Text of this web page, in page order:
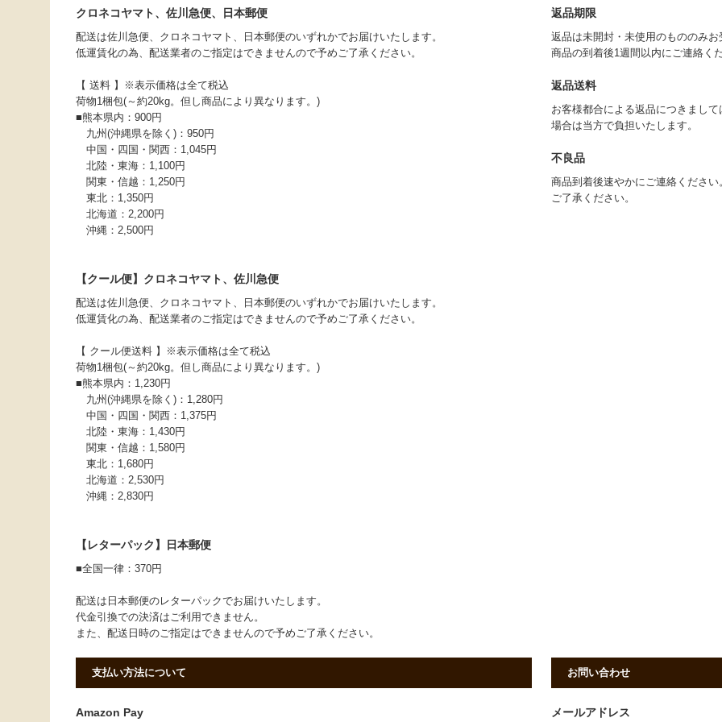
クロネコヤマト、佐川急便、日本郵便
配送は佐川急便、クロネコヤマト、日本郵便のいずれかでお届けいたします。
低運賃化の為、配送業者のご指定はできませんので予めご了承ください。
【 送料 】※表示価格は全て税込
荷物1梱包(～約20kg。但し商品により異なります。)
■熊本県内：900円
九州(沖縄県を除く)：950円
中国・四国・関西：1,045円
北陸・東海：1,100円
関東・信越：1,250円
東北：1,350円
北海道：2,200円
沖縄：2,500円
【クール便】クロネコヤマト、佐川急便
配送は佐川急便、クロネコヤマト、日本郵便のいずれかでお届けいたします。
低運賃化の為、配送業者のご指定はできませんので予めご了承ください。
【 クール便送料 】※表示価格は全て税込
荷物1梱包(～約20kg。但し商品により異なります。)
■熊本県内：1,230円
九州(沖縄県を除く)：1,280円
中国・四国・関西：1,375円
北陸・東海：1,430円
関東・信越：1,580円
東北：1,680円
北海道：2,530円
沖縄：2,830円
【レターパック】日本郵便
■全国一律：370円
配送は日本郵便のレターパックでお届けいたします。
代金引換での決済はご利用できません。
また、配送日時のご指定はできませんので予めご了承ください。
返品期限
返品は未開封・未使用のもののみ
商品の到着後1週間以内にご連絡く
返品送料
お客様都合による返品につきまし
場合は当方で負担いたします。
不良品
商品到着後速やかにご連絡くださ
ご了承ください。
支払い方法について
Amazon Pay
お問い合わせ
メールアドレス